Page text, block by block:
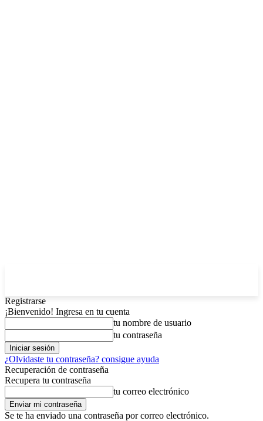
Registrarse
¡Bienvenido! Ingresa en tu cuenta
tu nombre de usuario
tu contraseña
¿Olvidaste tu contraseña? consigue ayuda
Recuperación de contraseña
Recupera tu contraseña
tu correo electrónico
Se te ha enviado una contraseña por correo electrónico.